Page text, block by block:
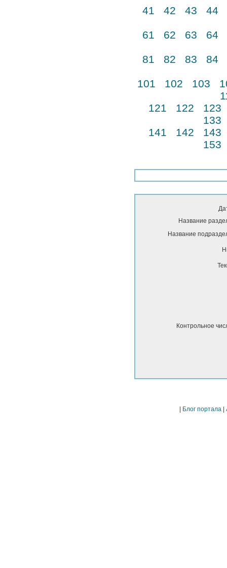
41 42 43 44
61 62 63 64
81 82 83 84
101 102 103
121
122
123
133
141
142
143
153
Название
Название
Контрольное
Блог портала